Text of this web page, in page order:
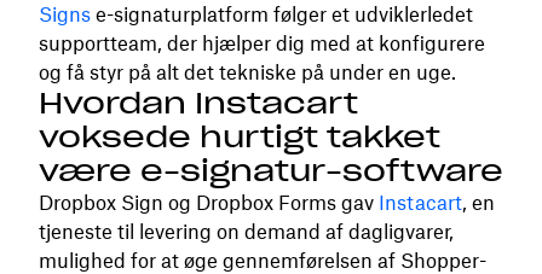
Signs e-signaturplatform følger et udviklerledet
supportteam, der hjælper dig med at konfigurere
og få styr på alt det tekniske på under en uge.
Hvordan Instacart
voksede hurtigt takket
være e-signatur-software
Dropbox Sign og Dropbox Forms gav Instacart, en
tjeneste til levering on demand af dagligvarer,
mulighed for at øge gennemførelsen af Shopper-